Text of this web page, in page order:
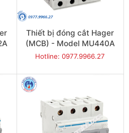
Thiết bị đóng cắt Hager
(MCB) - Model MU440A
Hotline: 0977.9966.27